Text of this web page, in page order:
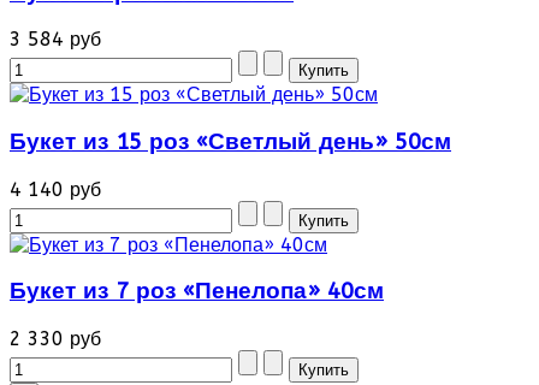
3 584 руб
Букет из 15 роз «Светлый день» 50см
4 140 руб
Букет из 7 роз «Пенелопа» 40см
2 330 руб